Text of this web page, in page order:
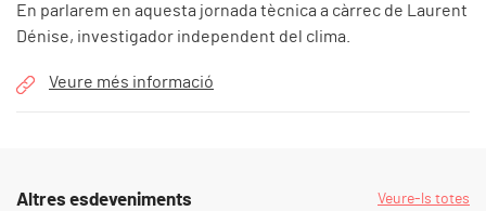
En parlarem en aquesta jornada tècnica a càrrec de Laurent
Dénise, investigador independent del clima.
Veure més informació
Altres esdeveniments Veure-ls totes